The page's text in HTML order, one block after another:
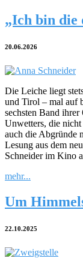
„Ich bin die
20.06.2026
Die Leiche liegt
und Tirol – mal auf
sechsten Band ihrer
Unwetters, die nicht
auch die Abgründe
Lesung aus dem
Schneider im Kino
mehr...
Um
22.10.2025